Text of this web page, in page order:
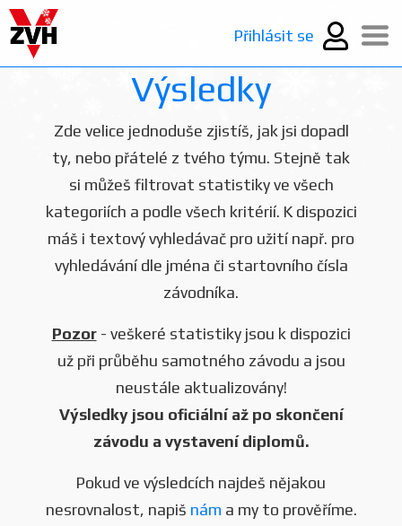
Přihlásit se
Výsledky
Zde velice jednoduše zjistíš, jak jsi dopadl
ty, nebo přátelé z tvého týmu. Stejně tak
si můžeš filtrovat statistiky ve všech
kategoriích a podle všech kritérií. K dispozici
máš i textový vyhledávač pro užití např. pro
vyhledávání dle jména či startovního čísla
závodníka.
Pozor- veškeré statistiky jsou k dispozici
už při průběhu samotného závodu a jsou
neustále aktualizovány!
Výsledky jsou oficiální až po skončení
závodu a vystavení diplomů.
Pokud ve výsledcích najdeš nějakou
nesrovnalost, napiš nám a my to prověříme.